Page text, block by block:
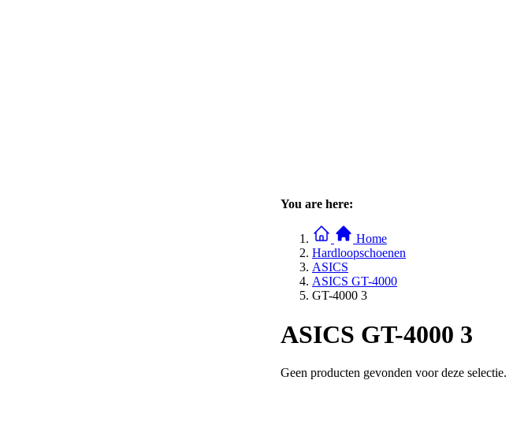
You are here:
Home
Hardloopschoenen
ASICS
ASICS GT-4000
GT-4000 3
ASICS GT-4000 3
Geen producten gevonden voor deze selectie.